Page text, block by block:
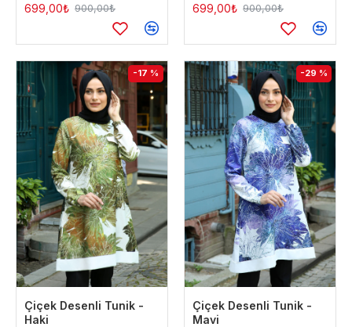
699,00₺ 900,00₺
699,00₺ 900,00₺
-17 %
Çiçek Desenli Tunik -
Haki
-29 %
Çiçek Desenli Tunik -
Mavi